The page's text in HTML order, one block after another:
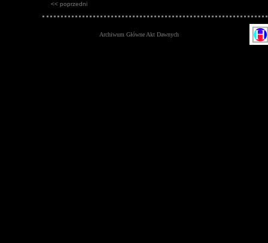
<< poprzedni
Archiwum Główne Akt Dawnych